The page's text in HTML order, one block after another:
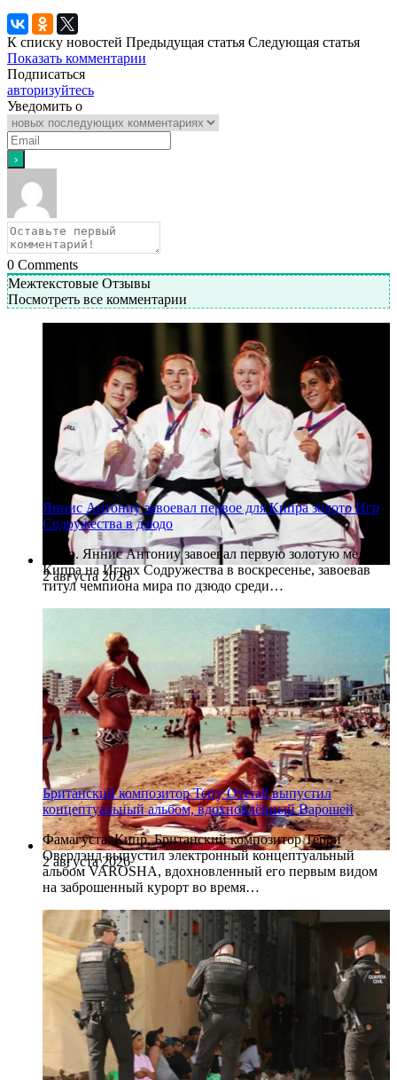
К списку новостей Предыдущая статья Следующая статья
Показать комментарии
Подписаться
авторизуйтесь
Уведомить о
0 Comments
Межтекстовые Отзывы
Посмотреть все комментарии
2 августа 2026
Яннис Антониу завоевал первое для Кипра золото Игр
Содружества в дзюдо
Кипр. Яннис Антониу завоевал первую золотую медаль
Кипра на Играх Содружества в воскресенье, завоевав
титул чемпиона мира по дзюдо среди…
2 августа 2026
Британский композитор Terry Overall выпустил
концептуальный альбом, вдохновлённый Варошей
Фамагуста, Кипр. Британский композитор Терри
Оверлэнд выпустил электронный концептуальный
альбом VAROSHA, вдохновленный его первым видом
на заброшенный курорт во время…